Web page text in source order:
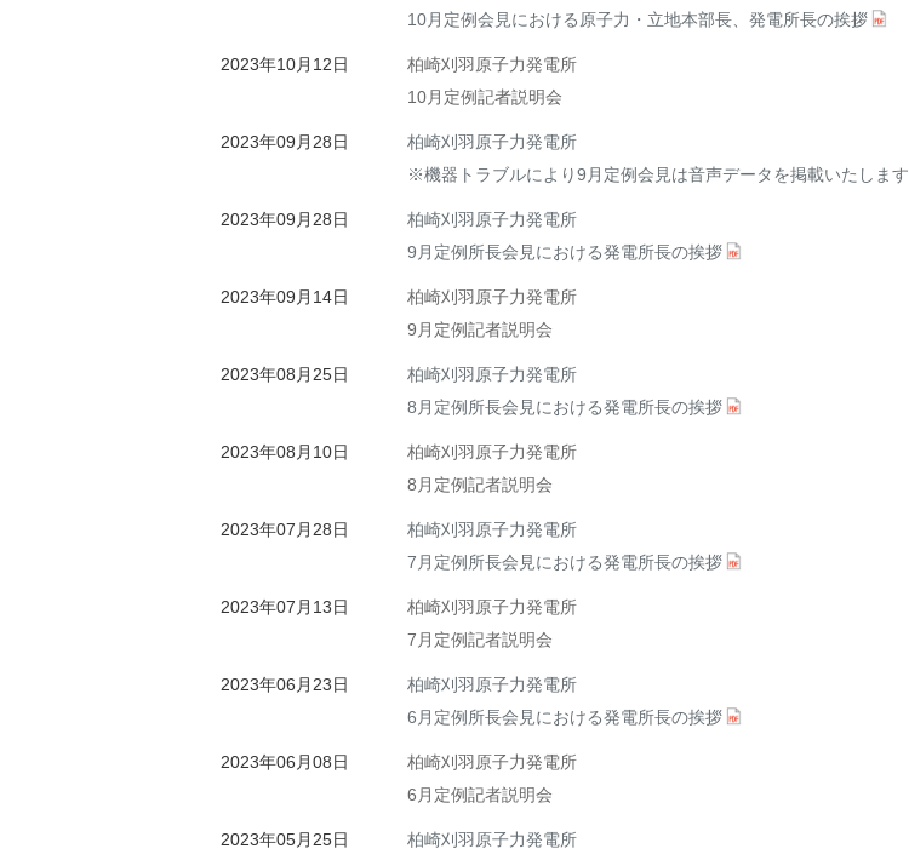
10月定例会見における原子力・立地本部長、発電所長の挨拶
2023年10月12日
柏崎刈羽原子力発電所
10月定例記者説明会
2023年09月28日
柏崎刈羽原子力発電所
※機器トラブルにより9月定例会見は音声データを掲載いたします
2023年09月28日
柏崎刈羽原子力発電所
9月定例所長会見における発電所長の挨拶
2023年09月14日
柏崎刈羽原子力発電所
9月定例記者説明会
2023年08月25日
柏崎刈羽原子力発電所
8月定例所長会見における発電所長の挨拶
2023年08月10日
柏崎刈羽原子力発電所
8月定例記者説明会
2023年07月28日
柏崎刈羽原子力発電所
7月定例所長会見における発電所長の挨拶
2023年07月13日
柏崎刈羽原子力発電所
7月定例記者説明会
2023年06月23日
柏崎刈羽原子力発電所
6月定例所長会見における発電所長の挨拶
2023年06月08日
柏崎刈羽原子力発電所
6月定例記者説明会
2023年05月25日
柏崎刈羽原子力発電所